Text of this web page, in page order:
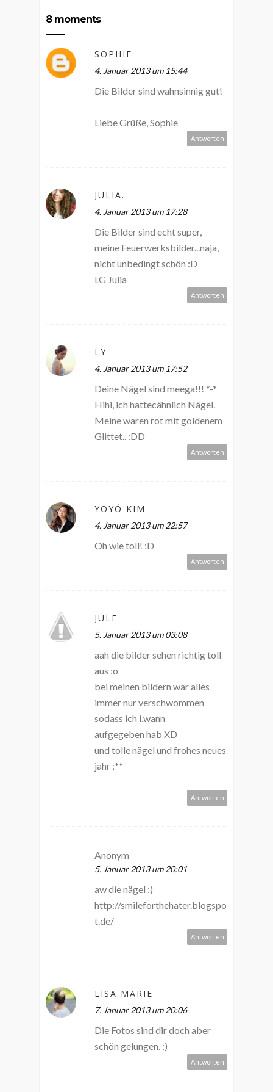
8 moments
SOPHIE
4. Januar 2013 um 15:44
Die Bilder sind wahnsinnig gut!
Liebe Grüße, Sophie
Antworten
JULIA.
4. Januar 2013 um 17:28
Die Bilder sind echt super,
meine Feuerwerksbilder...naja,
nicht unbedingt schön :D
LG Julia
Antworten
LY
4. Januar 2013 um 17:52
Deine Nägel sind meega!!! *-*
Hihi, ich hattecähnlich Nägel.
Meine waren rot mit goldenem
Glittet.. :DD
Antworten
YOYÓ KIM
4. Januar 2013 um 22:57
Oh wie toll! :D
Antworten
JULE
5. Januar 2013 um 03:08
aah die bilder sehen richtig toll
aus :o
bei meinen bildern war alles
immer nur verschwommen
sodass ich i.wann
aufgegeben hab XD
und tolle nägel und frohes neues
jahr ;**
Antworten
Anonym
5. Januar 2013 um 20:01
aw die nägel :)
http://smileforthehater.blogspo
t.de/
Antworten
LISA MARIE
7. Januar 2013 um 20:06
Die Fotos sind dir doch aber
schön gelungen. :)
Antworten